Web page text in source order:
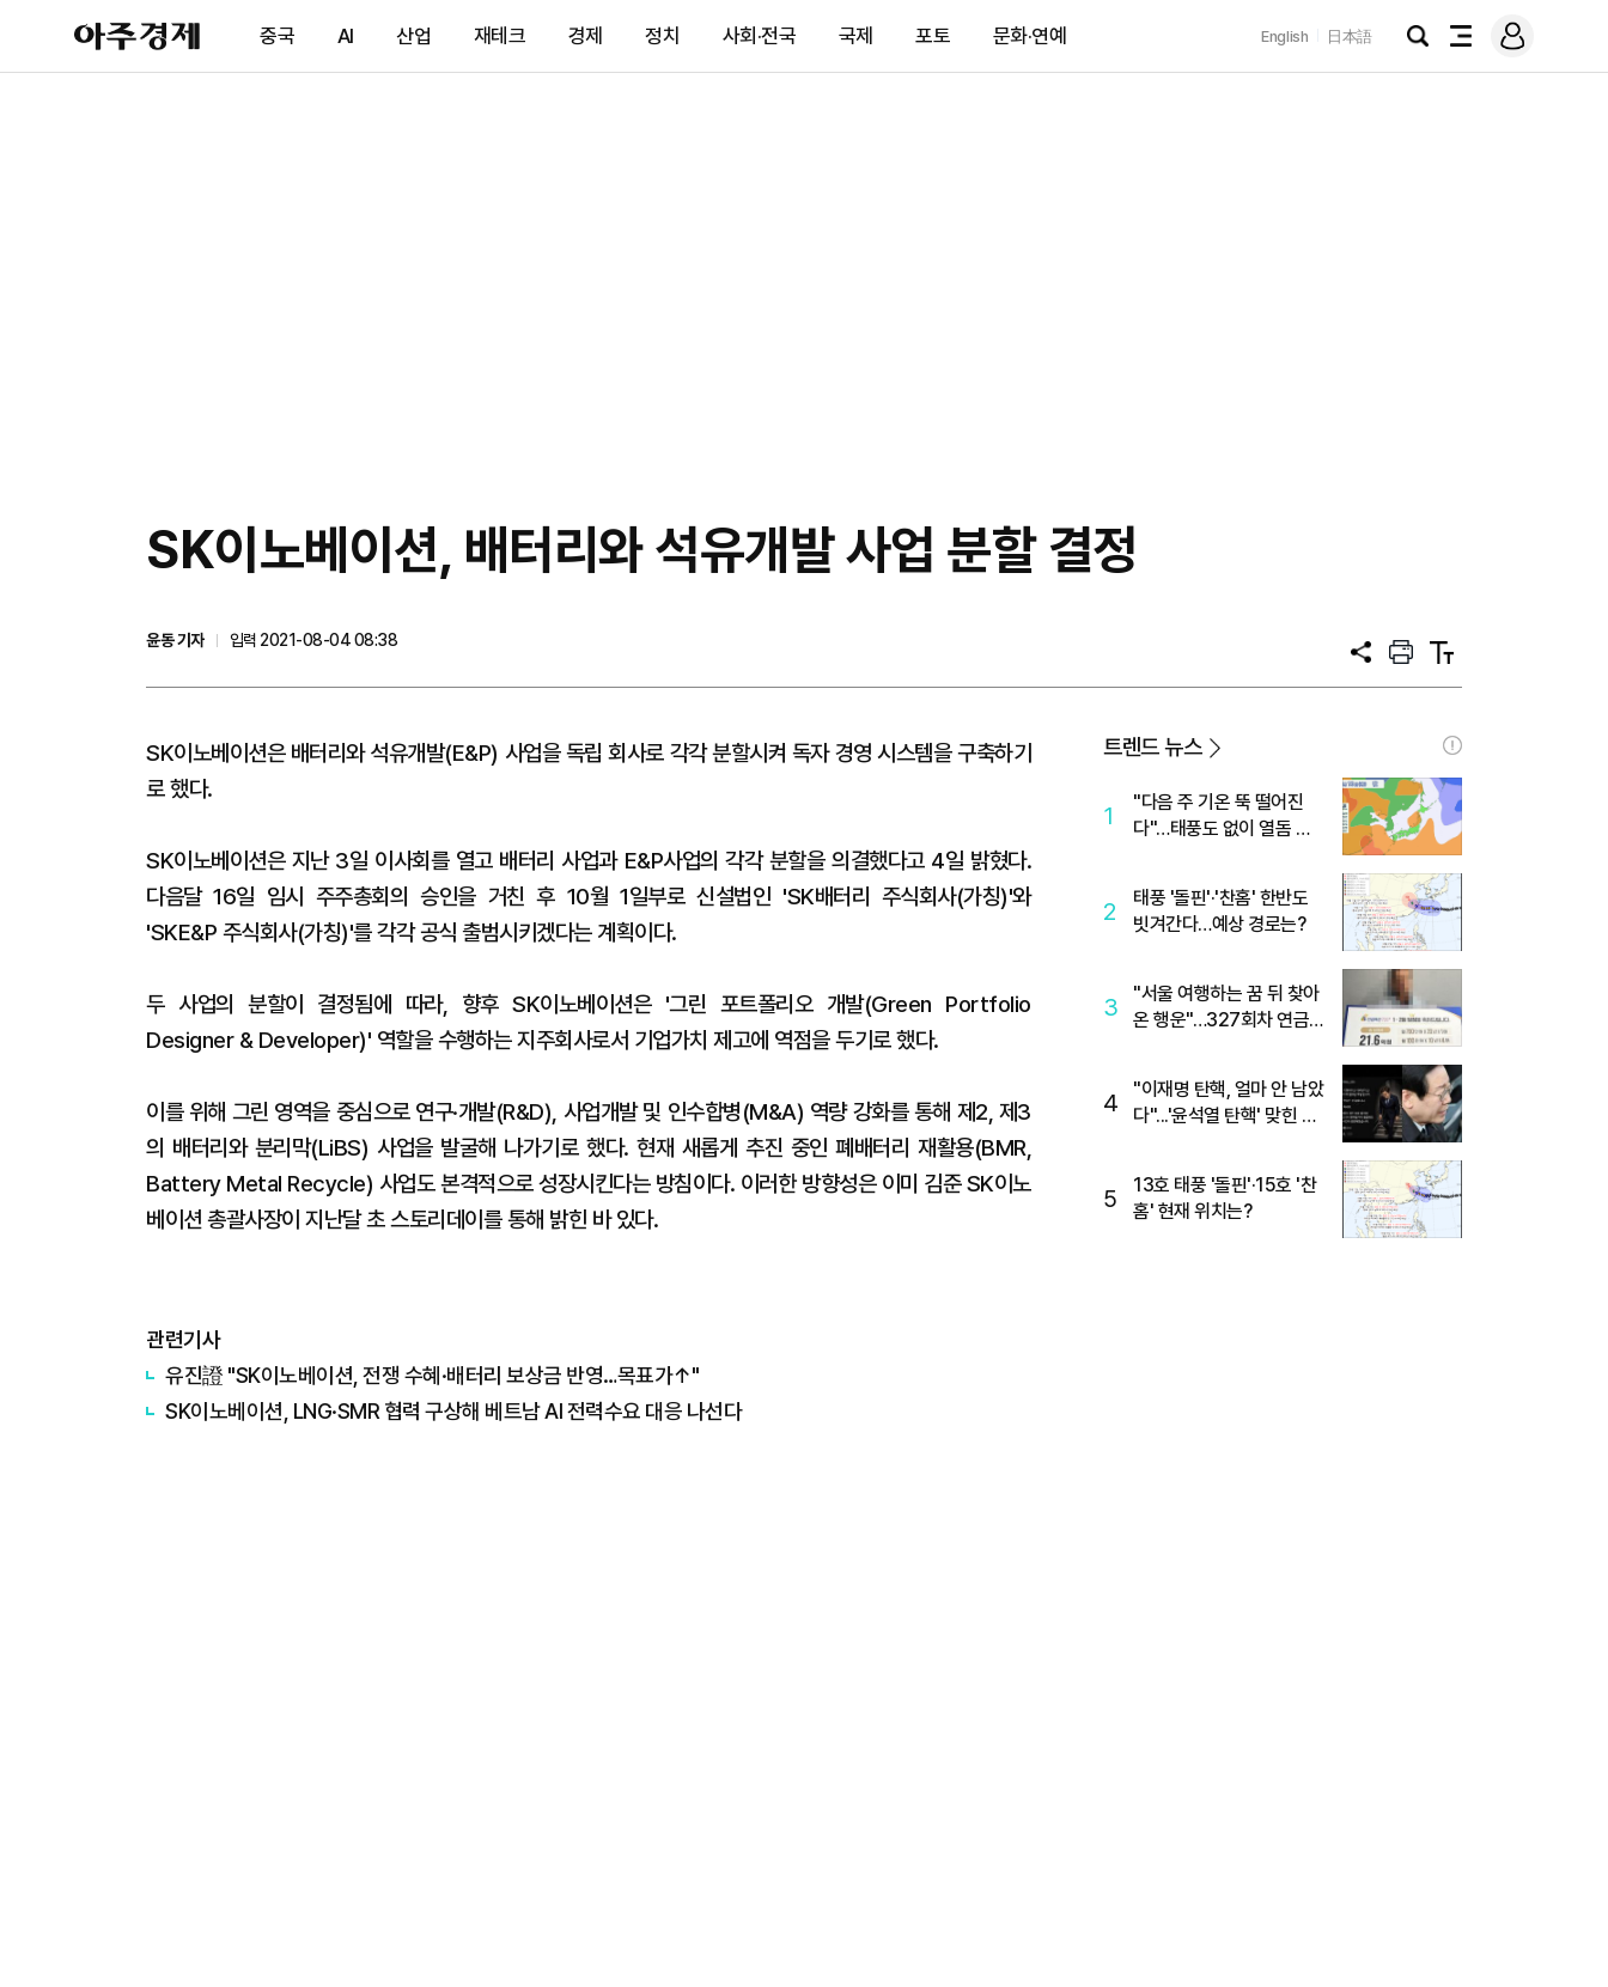
아
주
제
중국 AI 산업 재테크 경제 정치 사회·전국 국제 포토 문화·연예 English 日本語
검
전
메
그
SK이노베이션, 배터리와 석유개발 사업 분할 결정
윤동 기자
입력 2021-08-04 08:38
공
프
트
텍
트
SK이노베이션은 배터리와 석유개발(E&P) 사업을 독립 회사로 각각 분할시켜 독자 경영 시스템을 구축하기
로 했다.
SK이노베이션은 지난 3일 이사회를 열고 배터리 사업과 E&P사업의 각각 분할을 의결했다고 4일 밝혔다.
다음달 16일 임시 주주총회의 승인을 거친 후 10월 1일부로 신설법인 'SK배터리 주식회사(가칭)'와
'SKE&P 주식회사(가칭)'를 각각 공식 출범시키겠다는 계획이다.
두 사업의 분할이 결정됨에 따라, 향후 SK이노베이션은 '그린 포트폴리오 개발(Green Portfolio
Designer & Developer)' 역할을 수행하는 지주회사로서 기업가치 제고에 역점을 두기로 했다.
이를 위해 그린 영역을 중심으로 연구·개발(R&D), 사업개발 및 인수합병(M&A) 역량 강화를 통해 제2, 제3
의 배터리와 분리막(LiBS) 사업을 발굴해 나가기로 했다. 현재 새롭게 추진 중인 폐배터리 재활용(BMR,
Battery Metal Recycle) 사업도 본격적으로 성장시킨다는 방침이다. 이러한 방향성은 이미 김준 SK이노
베이션 총괄사장이 지난달 초 스토리데이를 통해 밝힌 바 있다.
관련기사
유진證 "SK이노베이션, 전쟁 수혜·배터리 보상금 반영…목표가↑"
SK이노베이션, LNG·SMR 협력 구상해 베트남 AI 전력수요 대응 나선다
트렌드 뉴스
1
"다음 주 기온 뚝 떨어진
다"…태풍도 없이 열돔 박
2
태풍 '돌핀'·'찬홈' 한반도
빗겨간다…예상 경로는?
3
"서울 여행하는 꿈 뒤 찾아
온 행운"…327회차 연금
4
"이재명 탄핵, 얼마 안 남았
다"...'윤석열 탄핵' 맞힌 무
5
13호 태풍 '돌핀'·15호 '찬
홈' 현재 위치는?